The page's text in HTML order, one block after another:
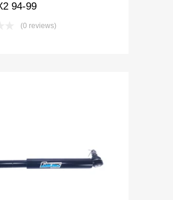
94-99
(0 reviews)
Add to Wishlist
Add to Compare